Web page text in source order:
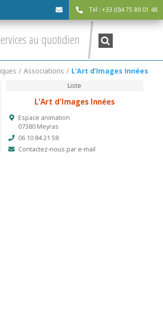
Tél : +33 (0)4 75 89 01 48
au quotidien Recherche
:
/ Associations / L’Art d’Images Innées
Liste
L'Art d'Images Innées
Espace animation
07380 Meyras
06 10 84 21 58
Contactez-nous par e-mail